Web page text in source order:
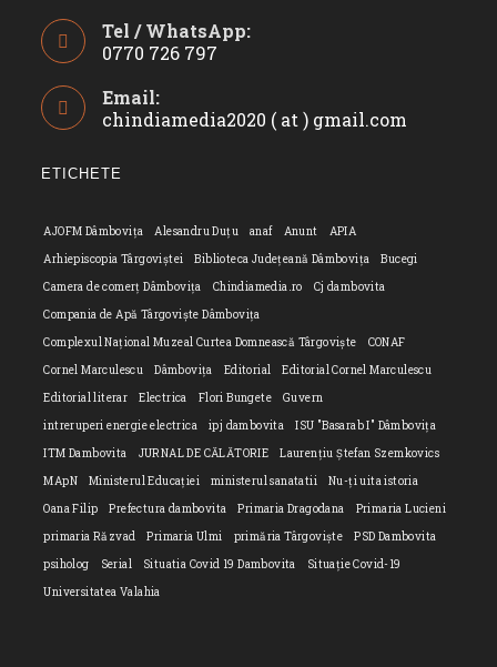
Tel / WhatsApp:
0770 726 797
in
your
Email:
chindiamedia2020 ( at ) gmail.com
ETICHETE
AJOFM Dâmbovița Alesandru Duțu anaf Anunt
APIA
Arhiepiscopia Târgoviștei
Biblioteca Județeană Dâmbovița
Bucegi
Camera de comerț Dâmbovița
Chindiamedia.ro
Cj dambovita
Compania de Apă Târgoviște Dâmbovița
Complexul Național Muzeal Curtea Domnească Târgoviște
CONAF
Cornel Marculescu
Dâmbovița Editorial
Editorial Cornel Marculescu
Editorial literar
Electrica Flori Bungete
Guvern
intreruperi energie electrica
ipj dambovita
ISU "Basarab I" Dâmbovița
ITM Dambovita
JURNAL DE CĂLĂTORIE
Laurențiu Ștefan Szemkovics
MApN
Ministerul Educației ministerul sanatatii
Nu-ți uita istoria
Oana Filip
Prefectura dambovita Primaria Dragodana
Primaria Lucieni
primaria Răzvad
Primaria Ulmi primăria Târgoviște
PSD Dambovita
psiholog
Serial Situatia Covid 19 Dambovita
Situație Covid-19
Universitatea Valahia